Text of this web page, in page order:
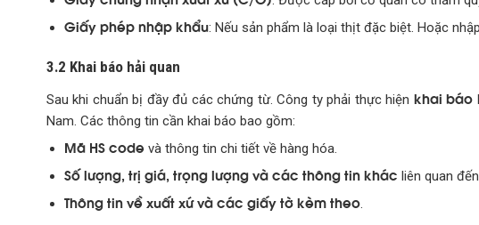
Giấy phép nhập khẩu: Nếu sản phẩm là loại thịt đặc biệt. Hoặc
3.2 Khai báo hải quan
Sau khi chuẩn bị đầy đủ các chứng từ. Công ty phải thực hiện khai báo
Nam. Các thông tin cần khai báo bao gồm:
Mã HS code và thông tin chi tiết về hàng hóa.
Số lượng, trị giá, trọng lượng và các thông tin khác liên quan
Thông tin về xuất xứ và các giấy tờ kèm theo.